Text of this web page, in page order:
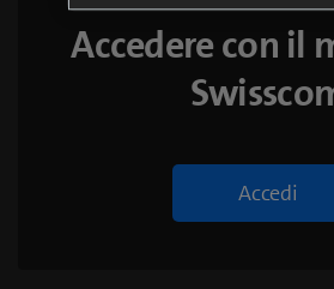
Accedere con il
Accedi